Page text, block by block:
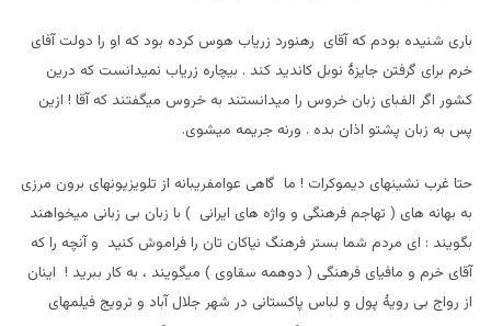
باری شنیده بودم که آقای رهنورد زریاب هوس کرده بود که او را دولت آفای
خرم برای گرفتن جایزۀ نوبل کاندید کند . بیچاره زریاب نمیدانست که درین
کشور اگر الفبای زبان خروس را میدانستند به خروس میگفتند که آقا ! ازین
پس به زبان پشتو اذان بده . ورنه جریمه میشوی.
حتا غرب نشینهای دیموکرات ! ما گاهی عوامفریبانه از تلویزیونهای برون مرزی
به بهانه های ( تهاجم فرهنگی و واژه های ایرانی ) با زبان بی زبانی میخواهند
بگویند : ای مردم شما بستر فرهنگ نیاکان تان را فراموش کنید و آنچه را که
آقای خرم و مافیای فرهنگی ( دوهمه سقاوی ) میگویند ، به کار ببرید ! اینان
از رواج بی رویۀ پول و لباس پاکستانی در شهر جلال آباد و ترویج فیلمهای